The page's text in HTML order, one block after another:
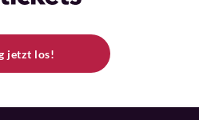
jetzt los!